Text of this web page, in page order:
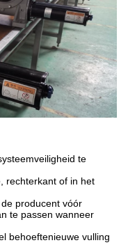
te
rechterkant of in het
producent vóór
te passen wanneer
behoeftenieuwe vulling